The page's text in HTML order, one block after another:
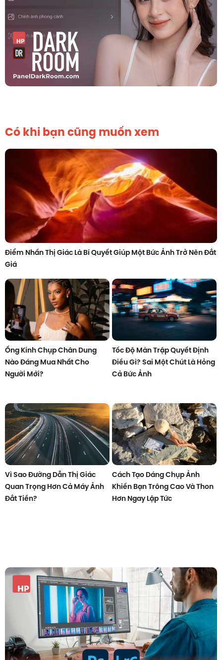
Có khi bạn cũng muốn xem
Điểm Nhấn Thị Giác Là Bí Quyết Giúp Một Bức Ảnh Trở Nên Đắt
Giá
Ống Kính Chụp Chân Dung
Nào Đáng Mua Nhất Cho
Người Mới?
Tốc Độ Màn Trập Quyết Định
Điều Gì? Sai Một Chút Là Hỏng
Cả Bức Ảnh
Vì Sao Đường Dẫn Thị Giác
Quan Trọng Hơn Cả Máy Ảnh
Đắt Tiền?
Cách Tạo Dáng Chụp Ảnh
Khiến Bạn Trông Cao Và Thon
Hơn Ngay Lập Tức